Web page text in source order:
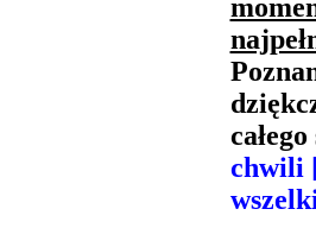
chwili